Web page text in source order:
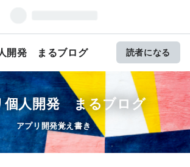
開発 まるブログ 読者になる
個人開発 まるブログ
アプリ開発覚え書き